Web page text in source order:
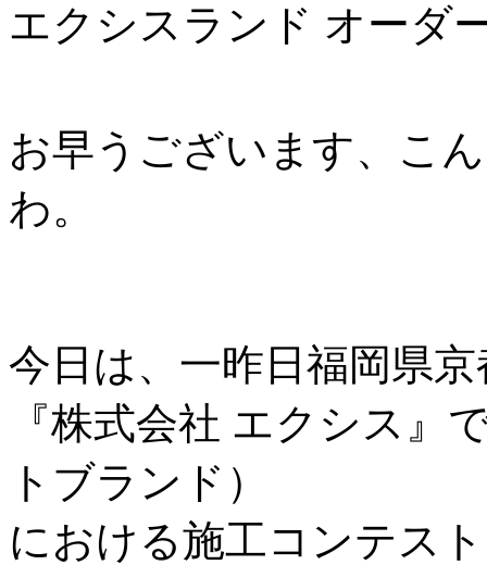
エクシスランド オーダ
お早うございます、こ
わ。
今日は、一昨日福岡県
『株式会社 エクシス』
トブランド）
における施工コンテス